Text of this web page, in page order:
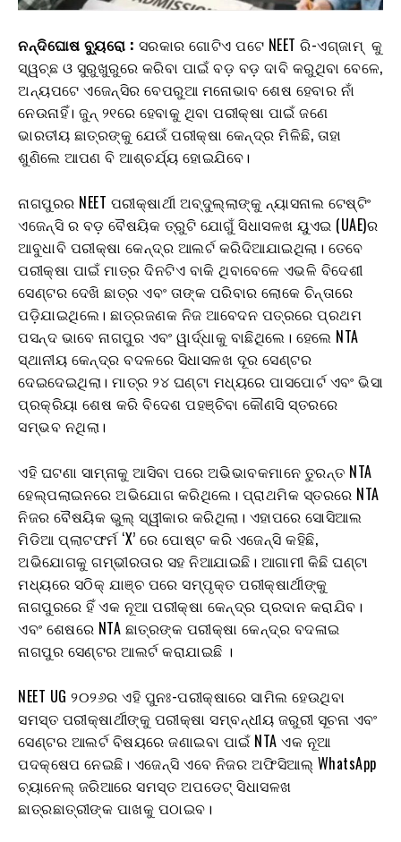
ନନ୍ଦିଘୋଷ ବ୍ୟୁରୋ : ସରକାର ଗୋଟିଏ ପଟେ NEET ରି-ଏଗ୍‌ଜାମ୍ କୁ
ସ୍ୱଚ୍ଛ ଓ ସୁରୁଖୁରୁରେ କରିବା ପାଇଁ ବଡ଼ ବଡ଼ ଦାବି କରୁଥିବା ବେଳେ,
ଅନ୍ୟପଟେ ଏଜେନ୍ସିର ବେପରୁଆ ମନୋଭାବ ଶେଷ ହେବାର ନାଁ
ନେଉନାହିଁ। ଜୁନ୍ ୨୧ରେ ହେବାକୁ ଥିବା ପରୀକ୍ଷା ପାଇଁ ଜଣେ
ଭାରତୀୟ ଛାତ୍ରଙ୍କୁ ଯେଉଁ ପରୀକ୍ଷା କେନ୍ଦ୍ର ମିଳିଛି, ତାହା
ଶୁଣିଲେ ଆପଣ ବି ଆଶ୍ଚର୍ଯ୍ୟ ହୋଇଯିବେ।
ନାଗପୁରର NEET ପରୀକ୍ଷାର୍ଥୀ ଅବ୍ଦୁଲ୍ଲାଙ୍କୁ ନ୍ୟାସନାଲ ଟେଷ୍ଟିଂ
ଏଜେନ୍ସି ର ବଡ଼ ବୈଷୟିକ ତ୍ରୁଟି ଯୋଗୁଁ ସିଧାସଳଖ ୟୁଏଇ (UAE)ର
ଆବୁଧାବି ପରୀକ୍ଷା କେନ୍ଦ୍ର ଆଲର୍ଟ କରିଦିଆଯାଇଥିଲା। ତେବେ
ପରୀକ୍ଷା ପାଇଁ ମାତ୍ର ଦିନଟିଏ ବାକି ଥିବାବେଳେ ଏଭଳି ବିଦେଶୀ
ସେଣ୍ଟର ଦେଖି ଛାତ୍ର ଏବଂ ତାଙ୍କ ପରିବାର ଲୋକେ ଚିନ୍ତାରେ
ପଡ଼ିଯାଇଥିଲେ। ଛାତ୍ରଜଣକ ନିଜ ଆବେଦନ ପତ୍ରରେ ପ୍ରଥମ
ପସନ୍ଦ ଭାବେ ନାଗପୁର ଏବଂ ୱାର୍ଦ୍ଧାକୁ ବାଛିଥିଲେ। ହେଲେ NTA
ସ୍ଥାନୀୟ କେନ୍ଦ୍ର ବଦଳରେ ସିଧାସଳଖ ଦୂର ସେଣ୍ଟର
ଦେଇଦେଇଥିଲା। ମାତ୍ର ୨୪ ଘଣ୍ଟା ମଧ୍ୟରେ ପାସପୋର୍ଟ ଏବଂ ଭିସା
ପ୍ରକ୍ରିୟା ଶେଷ କରି ବିଦେଶ ପହଞ୍ଚିବା କୌଣସି ସ୍ତରରେ
ସମ୍ଭବ ନଥିଲା।
ଏହି ଘଟଣା ସାମ୍ନାକୁ ଆସିବା ପରେ ଅଭିଭାବକମାନେ ତୁରନ୍ତ NTA
ହେଲ୍ପଲାଇନରେ ଅଭିଯୋଗ କରିଥିଲେ। ପ୍ରାଥମିକ ସ୍ତରରେ NTA
ନିଜର ବୈଷୟିକ ଭୁଲ୍ ସ୍ୱୀକାର କରିଥିଲା। ଏହାପରେ ସୋସିଆଲ
ମିଡିଆ ପ୍ଲାଟଫର୍ମ ‘X’ ରେ ପୋଷ୍ଟ କରି ଏଜେନ୍ସି କହିଛି,
ଅଭିଯୋଗକୁ ଗମ୍ଭୀରତାର ସହ ନିଆଯାଇଛି। ଆଗାମୀ କିଛି ଘଣ୍ଟା
ମଧ୍ୟରେ ସଠିକ୍ ଯାଞ୍ଚ ପରେ ସମ୍ପୃକ୍ତ ପରୀକ୍ଷାର୍ଥୀଙ୍କୁ
ନାଗପୁରରେ ହିଁ ଏକ ନୂଆ ପରୀକ୍ଷା କେନ୍ଦ୍ର ପ୍ରଦାନ କରାଯିବ।
ଏବଂ ଶେଷରେ NTA ଛାତ୍ରଙ୍କ ପରୀକ୍ଷା କେନ୍ଦ୍ର ବଦଳାଇ
ନାଗପୁର ସେଣ୍ଟର ଆଲର୍ଟ କରାଯାଇଛି ।
NEET UG ୨୦୨୬ର ଏହି ପୁନଃ-ପରୀକ୍ଷାରେ ସାମିଲ ହେଉଥିବା
ସମସ୍ତ ପରୀକ୍ଷାର୍ଥୀଙ୍କୁ ପରୀକ୍ଷା ସମ୍ବନ୍ଧୀୟ ଜରୁରୀ ସୂଚନା ଏବଂ
ସେଣ୍ଟର ଆଲର୍ଟ ବିଷୟରେ ଜଣାଇବା ପାଇଁ NTA ଏକ ନୂଆ
ପଦକ୍ଷେପ ନେଇଛି। ଏଜେନ୍ସି ଏବେ ନିଜର ଅଫିସିଆଲ୍ WhatsApp
ଚ୍ୟାନେଲ୍ ଜରିଆରେ ସମସ୍ତ ଅପଡେଟ୍ ସିଧାସଳଖ
ଛାତ୍ରଛାତ୍ରୀଙ୍କ ପାଖକୁ ପଠାଇବ।